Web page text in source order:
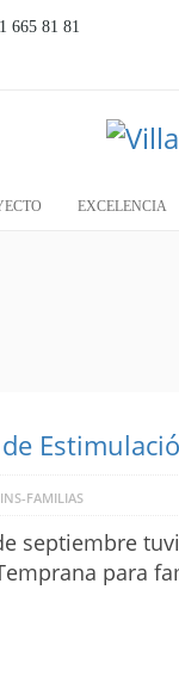
665 81 81
EXCELENCIA
de
INS-FAMILIAS
septiembre
para